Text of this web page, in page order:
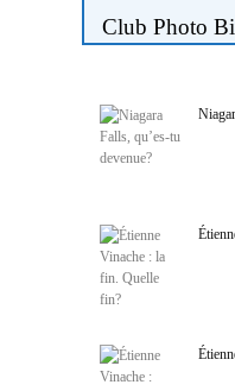
Club Photo